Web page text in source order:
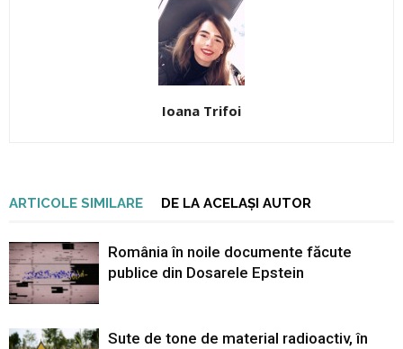
Ioana Trifoi
ARTICOLE SIMILARE DE LA ACELAȘI AUTOR
România în noile documente făcute
publice din Dosarele Epstein
Sute de tone de material radioactiv, în